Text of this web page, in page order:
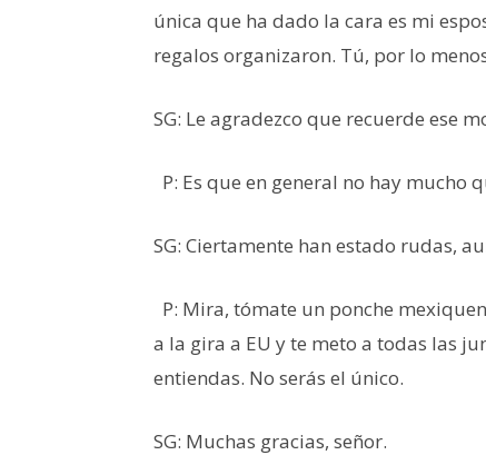
única que ha dado la cara es mi
regalos organizaron. Tú, por lo
SG: Le agradezco que recuerde ese
P: Es que en general no hay mucho
SG: Ciertamente han estado rudas,
P: Mira, tómate un ponche
a la gira a EU y te meto a todas las
entiendas. No serás el único.
SG: Muchas gracias, señor.